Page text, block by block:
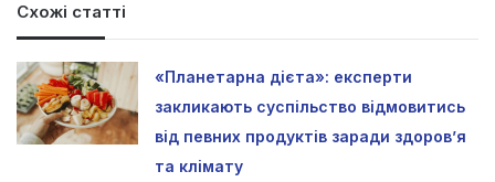
Схожі статті
«Планетарна дієта»: експерти
закликають суспільство відмовитись
від певних продуктів заради здоров’я
та клімату